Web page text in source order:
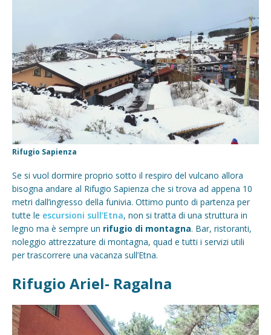
Rifugio Sapienza
Se si vuol dormire proprio sotto il respiro del vulcano allora
bisogna andare al Rifugio Sapienza che si trova ad appena 10
metri dall’ingresso della funivia. Ottimo punto di partenza per
tutte le escursioni sull’Etna, non si tratta di una struttura in
legno ma è sempre un rifugio di montagna. Bar, ristoranti,
noleggio attrezzature di montagna, quad e tutti i servizi utili
per trascorrere una vacanza sull’Etna.
Rifugio Ariel- Ragalna